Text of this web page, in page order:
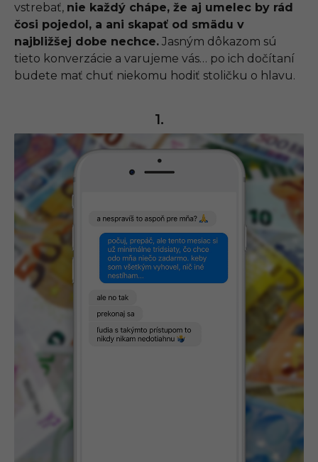
vstrebať, nie každý chápe, že aj umelec by rád
čosi pojedol, a ani skapať od smädu v
najbližšej dobe nechce. Jasným dôkazom sú
tieto konverzácie a varujeme vás… po ich dočítaní
budete mať chuť niekomu hodiť stoličku o hlavu.
1.